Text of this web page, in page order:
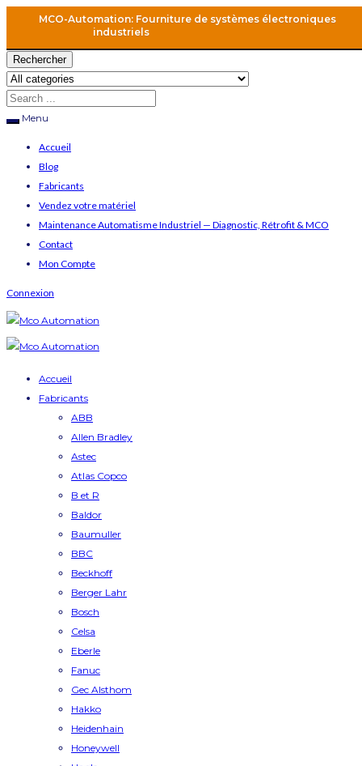
MCO-Automation: Fourniture de systèmes électroniques
industriels
Rechercher
Menu
Accueil
Blog
Fabricants
Vendez votre matériel
Maintenance Automatisme Industriel — Diagnostic, Rétrofit & MCO
Contact
Mon Compte
Connexion
Accueil
Fabricants
ABB
Allen Bradley
Astec
Atlas Copco
B et R
Baldor
Baumuller
BBC
Beckhoff
Berger Lahr
Bosch
Celsa
Eberle
Fanuc
Gec Alsthom
Hakko
Heidenhain
Honeywell